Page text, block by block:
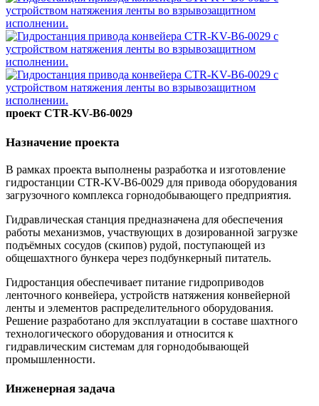
проект CTR-KV-B6-0029
Назначение проекта
В рамках проекта выполнены разработка и изготовление
гидростанции CTR-KV-B6-0029 для привода оборудования
загрузочного комплекса горнодобывающего предприятия.
Гидравлическая станция предназначена для обеспечения
работы механизмов, участвующих в дозированной загрузке
подъёмных сосудов (скипов) рудой, поступающей из
общешахтного бункера через подбункерный питатель.
Гидростанция обеспечивает питание гидроприводов
ленточного конвейера, устройств натяжения конвейерной
ленты и элементов распределительного оборудования.
Решение разработано для эксплуатации в составе шахтного
технологического оборудования и относится к
гидравлическим системам для горнодобывающей
промышленности.
Инженерная задача